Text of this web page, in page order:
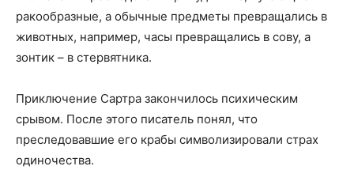
ракообразные, а обычные предметы превращались в
животных, например, часы превращались в сову, а
зонтик – в стервятника.
Приключение Сартра закончилось психическим
срывом. После этого писатель понял, что
преследовавшие его крабы символизировали страх
одиночества.